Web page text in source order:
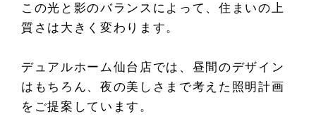
この光と影のバランスによって、住まいの上
質さは大きく変わります。
デュアルホーム仙台店では、昼間のデザイン
はもちろん、夜の美しさまで考えた照明計画
をご提案しています。